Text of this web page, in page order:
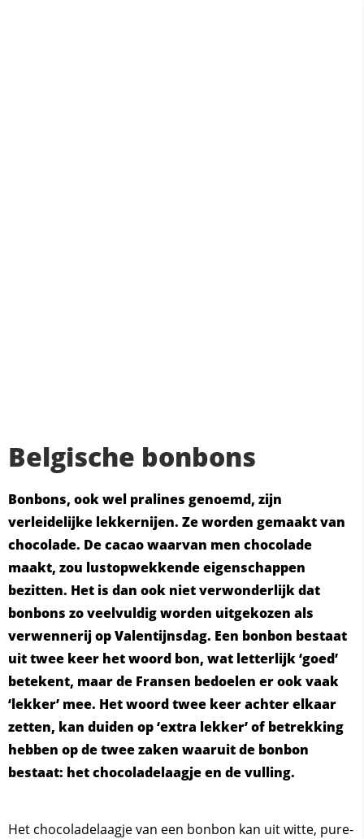
Belgische bonbons
Bonbons, ook wel pralines genoemd, zijn
verleidelijke lekkernijen. Ze worden gemaakt van
chocolade. De cacao waarvan men chocolade
maakt, zou lustopwekkende eigenschappen
bezitten. Het is dan ook niet verwonderlijk dat
bonbons zo veelvuldig worden uitgekozen als
verwennerij op Valentijnsdag. Een bonbon bestaat
uit twee keer het woord bon, wat letterlijk ‘goed’
betekent, maar de Fransen bedoelen er ook vaak
‘lekker’ mee. Het woord twee keer achter elkaar
zetten, kan duiden op ‘extra lekker’ of betrekking
hebben op de twee zaken waaruit de bonbon
bestaat: het chocoladelaagje en de vulling.
Het chocoladelaagje van een bonbon kan uit witte, pure-